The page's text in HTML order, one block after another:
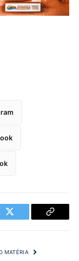
Twitter
Copy
MATÉRIA